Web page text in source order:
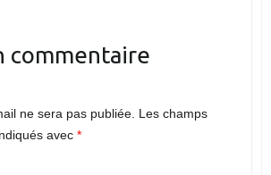
commentaire
ne sera pas publiée. Les champs
avec *